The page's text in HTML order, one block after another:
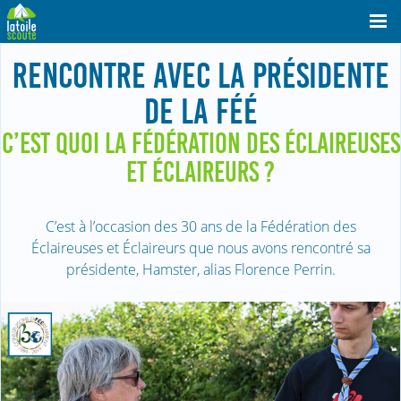
RENCONTRE AVEC LA PRÉSIDENTE
DE LA FÉÉ
C’EST QUOI LA FÉDÉRATION DES ÉCLAIREUSES
ET ÉCLAIREURS ?
C’est à l’occasion des 30 ans de la Fédération des
Éclaireuses et Éclaireurs que nous avons rencontré sa
présidente, Hamster, alias Florence Perrin.